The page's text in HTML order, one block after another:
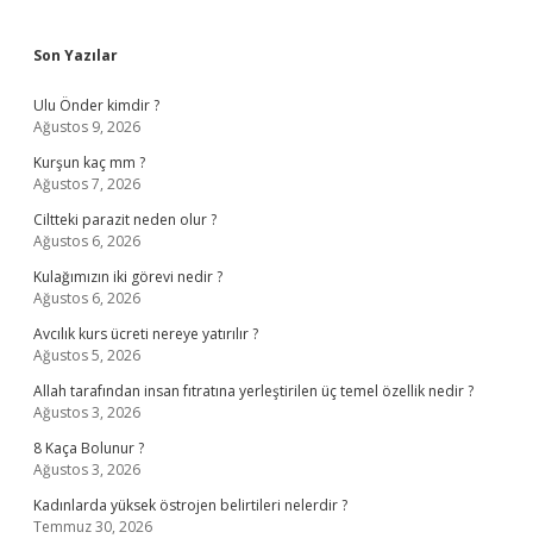
Sidebar
Son Yazılar
Ulu Önder kimdir ?
Ağustos 9, 2026
Kurşun kaç mm ?
Ağustos 7, 2026
Ciltteki parazit neden olur ?
Ağustos 6, 2026
Kulağımızın iki görevi nedir ?
Ağustos 6, 2026
Avcılık kurs ücreti nereye yatırılır ?
Ağustos 5, 2026
Allah tarafından insan fıtratına yerleştirilen üç temel özellik nedir ?
Ağustos 3, 2026
8 Kaça Bolunur ?
Ağustos 3, 2026
Kadınlarda yüksek östrojen belirtileri nelerdir ?
Temmuz 30, 2026